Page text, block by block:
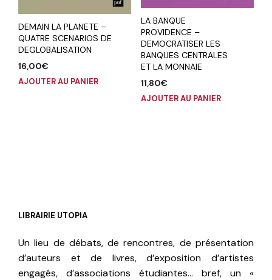
DEMAIN LA PLANETE –
QUATRE SCENARIOS DE
DEGLOBALISATION
16,00€
AJOUTER AU PANIER
LA BANQUE
PROVIDENCE –
DEMOCRATISER LES
BANQUES CENTRALES
ET LA MONNAIE
11,80€
AJOUTER AU PANIER
LIBRAIRIE UTOPIA
Un lieu de débats, de rencontres, de présentation
d’auteurs et de livres, d’exposition d’artistes
engagés, d’associations étudiantes… bref, un «